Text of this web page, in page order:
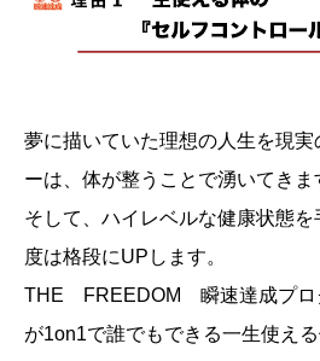
夢に描いていた理想の人生を現
ーは、体が整うことで湧いてきま
そして、ハイレベルな健康状態
度は格段にUPします。
THE FREEDOM 瞬速達成プロ
が1on1で誰でもできる一生使え